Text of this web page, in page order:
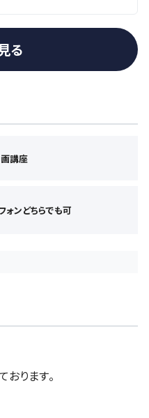
る
講座
ォンどちらでも可
ります。